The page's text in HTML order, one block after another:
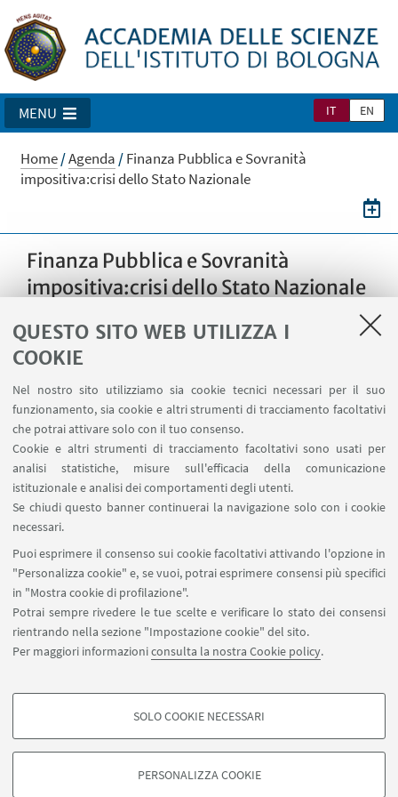
QUESTO SITO WEB UTILIZZA I
COOKIE
Nel nostro sito utilizziamo sia cookie tecnici necessari per il suo
funzionamento, sia cookie e altri strumenti di tracciamento facoltativi
che potrai attivare solo con il tuo consenso.
Cookie e altri strumenti di tracciamento facoltativi sono usati per
analisi statistiche, misure sull'efficacia della comunicazione
istituzionale e analisi dei comportamenti degli utenti.
Se chiudi questo banner continuerai la navigazione solo con i cookie
necessari.
Puoi esprimere il consenso sui cookie facoltativi attivando l'opzione in
"Personalizza cookie" e, se vuoi, potrai esprimere consensi più specifici
in "Mostra cookie di profilazione".
Potrai sempre rivedere le tue scelte e verificare lo stato dei consensi
rientrando nella sezione "Impostazione cookie" del sito.
Per maggiori informazioniconsulta la nostra Cookie policy.
COOKIE DI PROFILAZIONE - FACOLTATIVI
degli utenti, creare profili in base al loro comportamento sul sito, per analisi
SOLO COOKIE NECESSARI
PERSONALIZZA COOKIE
IT EN
MENU
Home/Agenda /Finanza Pubblica e Sovranità
impositiva:crisi dello Stato Nazionale
Finanza Pubblica e Sovranità
impositiva:crisi dello Stato Nazionale
DATA: 04
dell'Istituto di Bologna in Via Zamboni 31.
TIPO: Evento
Il giorno 4 marzo 2013 alle ore 17.00 nella Sala Ulisse
dell'Accademia delle Scienze dell'Istituto di Bologna in Via
conferenza: FINANZA PUBBLICA E SOVRANITA'
IMPOSITIVA: CRISI DELLO STATO NAZIONALE.
Seguici su: